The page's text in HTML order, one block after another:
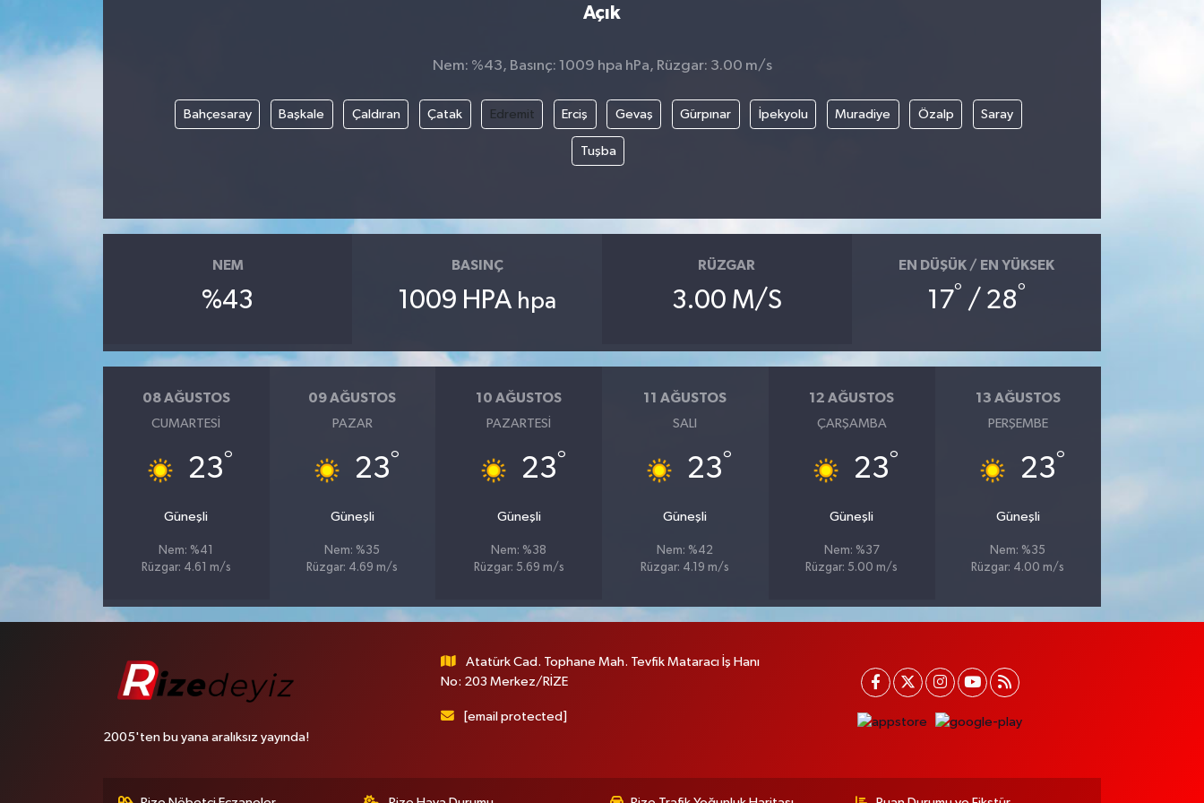
Açık
Nem: %43, Basınç: 1009 hpa hPa, Rüzgar: 3.00 m/s
Bahçesaray Başkale Çaldıran Çatak Edremit Erciş Gevaş Gürpınar İpekyolu Muradiye Özalp Saray
Tuşba
NEM
%43
BASINÇ
1009 HPA hpa
RÜZGAR
3.00 M/S
EN DÜŞÜK / EN YÜKSEK
17° / 28°
08 AĞUSTOS
CUMARTESI
23°
Güneşli
Nem: %41
Rüzgar: 4.61 m/s
09 AĞUSTOS
PAZAR
23°
Güneşli
Nem: %35
Rüzgar: 4.69 m/s
10 AĞUSTOS
PAZARTESI
23°
Güneşli
Nem: %38
Rüzgar: 5.69 m/s
11 AĞUSTOS
SALI
23°
Güneşli
Nem: %42
Rüzgar: 4.19 m/s
12 AĞUSTOS
ÇARŞAMBA
23°
Güneşli
Nem: %37
Rüzgar: 5.00 m/s
13 AĞUSTOS
PERŞEMBE
23°
Güneşli
Nem: %35
Rüzgar: 4.00 m/s
2005'ten bu yana aralıksız yayında!
Atatürk Cad. Tophane Mah. Tevfik Mataracı İş Hanı
No: 203 Merkez/RİZE
[email protected]